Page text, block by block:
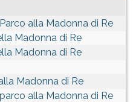
alla Madonna di Re
Madonna di Re
Madonna di Re
Madonna di Re
alla Madonna di Re